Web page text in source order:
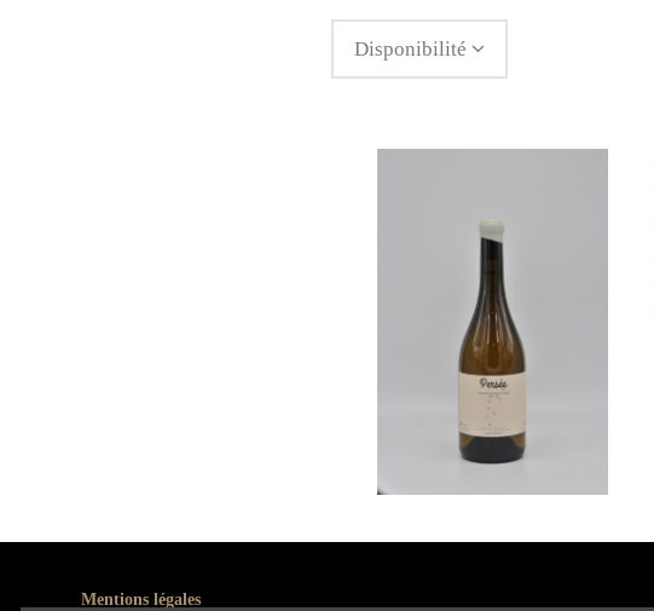
Disponibilité
Mentions légales